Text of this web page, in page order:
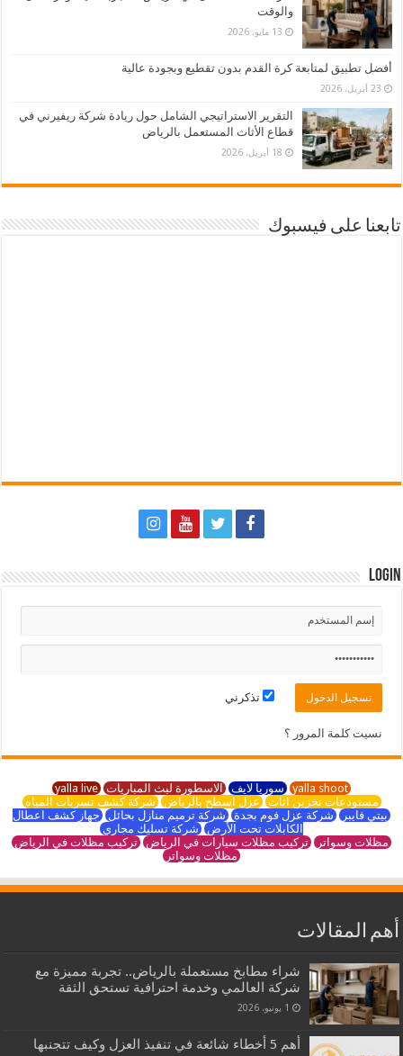
والوقت
13 مايو، 2026
أفضل تطبيق لمتابعة كرة القدم بدون تقطيع وبجودة عالية
23 أبريل، 2026
التقرير الاستراتيجي الشامل حول ريادة شركة ريفيرني في
قطاع الأثاث المستعمل بالرياض
18 أبريل، 2026
تابعنا على فيسبوك
Login
تذكرني
نسيت كلمة المرور ؟
yalla shoot سوريا لايف الاسطورة لبث المباريات yalla live
مستودعات تخزين اثاث عزل اسطح بالرياض شركة كشف تسربات المياه
بيتي فايبر شركة عزل فوم بجدة شركة ترميم منازل بحائل جهاز كشف اعطال
الكابلات تحت الأرض شركة تسليك مجاري
مظلات وسواتر تركيب مظلات سيارات في الرياض تركيب مظلات في الرياض
مظلات وسواتر
أهم المقالات
شراء مطابخ مستعملة بالرياض.. تجربة مميزة مع
شركة العالمي وخدمة احترافية تستحق الثقة
1 يونيو، 2026
أهم 5 أخطاء شائعة في تنفيذ العزل وكيف تتجنبها